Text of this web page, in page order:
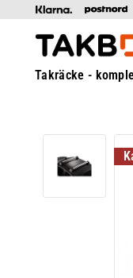
Takräcke -